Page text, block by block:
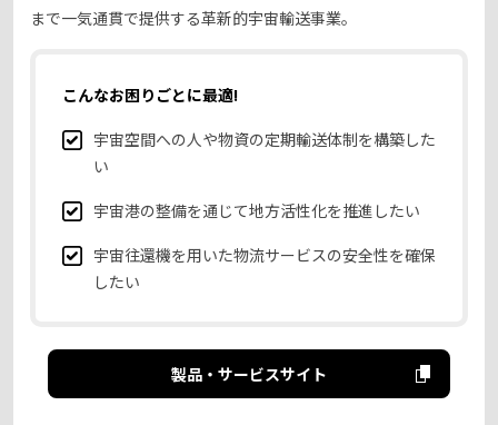
まで一気通貫で提供する革新的宇宙輸送事業。
こんなお困りごとに最適!
宇宙空間への人や物資の定期輸送体制を構築した
い
宇宙港の整備を通じて地方活性化を推進したい
宇宙往還機を用いた物流サービスの安全性を確保
したい
製品・サービスサイト